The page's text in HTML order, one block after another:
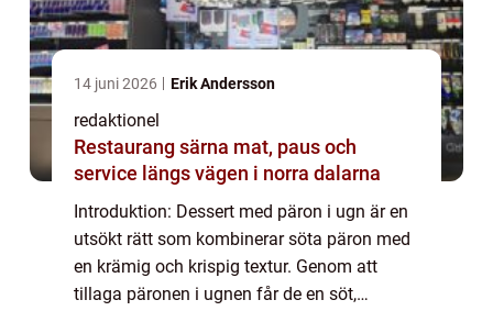
14 juni 2026 Erik Andersson
redaktionel
Restaurang särna mat, paus och
service längs vägen i norra dalarna
Introduktion: Dessert med päron i ugn är en
utsökt rätt som kombinerar söta päron med
en krämig och krispig textur. Genom att
tillaga päronen i ugnen får de en söt,